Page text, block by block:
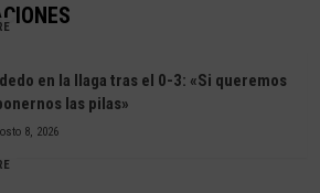
en la llaga tras el 0-3: «Si queremos
las pilas»
8, 2026